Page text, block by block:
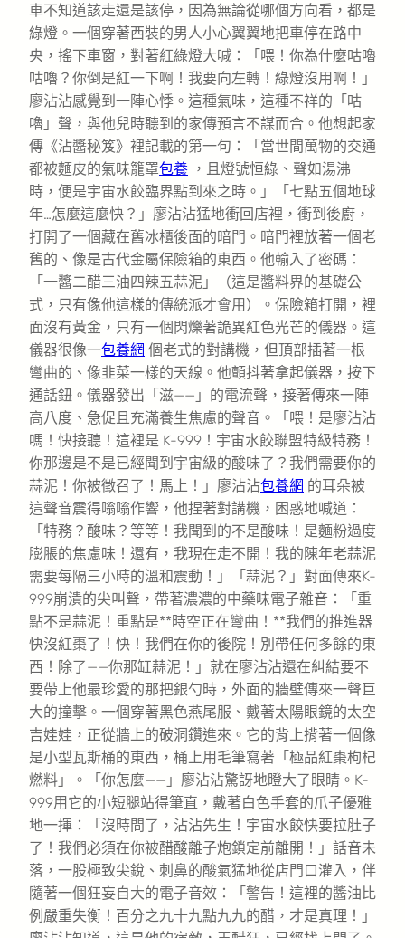
車不知道該走還是該停，因為無論從哪個方向看，都是
綠燈。一個穿著西裝的男人小心翼翼地把車停在路中
央，搖下車窗，對著紅綠燈大喊：「喂！你為什麼咕嚕
咕嚕？你倒是紅一下啊！我要向左轉！綠燈沒用啊！」
廖沾沾感覺到一陣心悸。這種氣味，這種不祥的「咕
嚕」聲，與他兒時聽到的家傳預言不謀而合。他想起家
傳《沾醬秘笈》裡記載的第一句：「當世間萬物的交通
都被麵皮的氣味籠罩包養 ，且燈號恒綠、聲如湯沸
時，便是宇宙水餃臨界點到來之時。」「七點五個地球
年…怎麼這麼快？」廖沾沾猛地衝回店裡，衝到後廚，
打開了一個藏在舊冰櫃後面的暗門。暗門裡放著一個老
舊的、像是古代金屬保險箱的東西。他輸入了密碼：
「一醬二醋三油四辣五蒜泥」（這是醬料界的基礎公
式，只有像他這樣的傳統派才會用）。保險箱打開，裡
面沒有黃金，只有一個閃爍著詭異紅色光芒的儀器。這
儀器很像一包養網 個老式的對講機，但頂部插著一根
彎曲的、像韭菜一樣的天線。他顫抖著拿起儀器，按下
通話鈕。儀器發出「滋——」的電流聲，接著傳來一陣
高八度、急促且充滿養生焦慮的聲音。「喂！是廖沾沾
嗎！快接聽！這裡是 K-999！宇宙水餃聯盟特級特務！
你那邊是不是已經聞到宇宙級的酸味了？我們需要你的
蒜泥！你被徵召了！馬上！」廖沾沾包養網 的耳朵被
這聲音震得嗡嗡作響，他捏著對講機，困惑地喊道：
「特務？酸味？等等！我聞到的不是酸味！是麵粉過度
膨脹的焦慮味！還有，我現在走不開！我的陳年老蒜泥
需要每隔三小時的溫和震動！」「蒜泥？」對面傳來K-
999崩潰的尖叫聲，帶著濃濃的中藥味電子雜音：「重
點不是蒜泥！重點是**時空正在彎曲！**我們的推進器
快沒紅棗了！快！我們在你的後院！別帶任何多餘的東
西！除了——你那缸蒜泥！」就在廖沾沾還在糾結要不
要帶上他最珍愛的那把銀勺時，外面的牆壁傳來一聲巨
大的撞擊。一個穿著黑色燕尾服、戴著太陽眼鏡的太空
吉娃娃，正從牆上的破洞鑽進來。它的背上揹著一個像
是小型瓦斯桶的東西，桶上用毛筆寫著「極品紅棗枸杞
燃料」。「你怎麼——」廖沾沾驚訝地瞪大了眼睛。K-
999用它的小短腿站得筆直，戴著白色手套的爪子優雅
地一揮：「沒時間了，沾沾先生！宇宙水餃快要拉肚子
了！我們必須在你被醋酸離子炮鎖定前離開！」話音未
落，一股極致尖銳、刺鼻的酸氣猛地從店門口灌入，伴
隨著一個狂妄自大的電子音效：「警告！這裡的醬油比
例嚴重失衡！百分之九十九點九九的醋，才是真理！」